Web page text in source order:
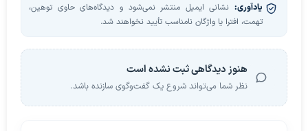
یادآوری: نشانی ایمیل منتشر نمی‌شود و دیدگاه‌های حاوی توهین،
تهمت، افترا یا واژگان نامناسب تأیید نخواهند شد.
هنوز دیدگاهی ثبت نشده است
نظر شما می‌تواند شروع یک گفت‌وگوی سازنده باشد.